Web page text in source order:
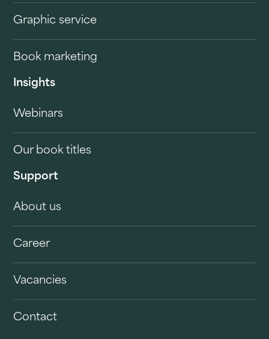
Graphic service
Book marketing
Insights
Webinars
Our book titles
Support
About us
Career
Vacancies
Contact